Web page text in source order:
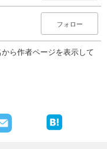
フォロー
ら作者ページを表示して